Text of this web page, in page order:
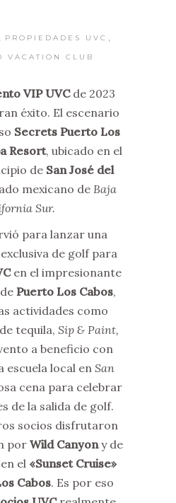
PROPIEDADES UVC
VACATION CLUB
VIP UVCde 2023
éxito. El escenario
Secrets Puerto Los
Resort, ubicado en el
de San José del
mexicano de Baja
Sur.
para lanzar una
de golf para
en el impresionante
Puerto Los Cabos,
actividades como
tequila, Sip & Paint,
a beneficio con
escuela local en San
cena para celebrar
de la salida de golf.
socios disfrutaron
por Wild Canyony de
el «Sunset Cruise»
Cabos. Es por eso